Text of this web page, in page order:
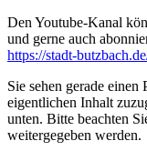
Den Youtube-Kanal
und gerne auch
https://stadt-
Sie sehen gerade einen
eigentlichen Inhalt
unten. Bitte beachten
weitergegeben werden.